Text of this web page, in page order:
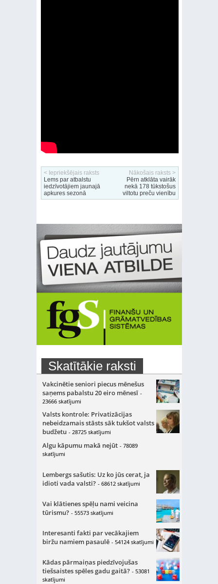
< Iepriekšējais raksts
Lems par atbalstu
iedzīvotājiem jaunajā
apkures sezonā
Nākošais raksts >
Pērn atklāta vairāk
nekā 178 tūkstošus
viltotu preču vienību
Skatītākie raksti
Vakcinētie seniori piecus mēnešus
saņems pabalstu 20 eiro mēnesī -
23666 skatījumi
Valsts kontrole: Privatizācijas
nebeidzamais stāsts sāk tukšot valsts
budžetu - 28725 skatījumi
Algu kāpumu makā nejūt - 78089
skatījumi
Lembergs sašutis: Uz ko jūs cerat, ja
idioti vada valsti? - 68612 skatījumi
Vai klātienes spēļu nami veicina
tūrismu? - 55573 skatījumi
Interesanti fakti par vecākajiem
biržu namiem pasaulē - 54124 skatījumi
Kādas pārmaiņas piedzīvojušas
tiešsaistes spēles gadu gaitā? - 53081
skatījumi